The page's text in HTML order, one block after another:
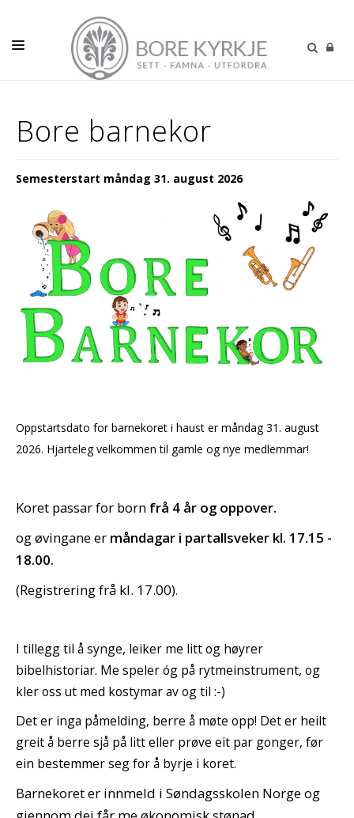
VÅR MENIGHET
VOKSNE
KALENDER
PODCAST
KONTAKT
Bore barnekor
Semesterstart måndag 31. august 2026
Oppstartsdato for barnekoret i haust er måndag 31. august
2026. Hjarteleg velkommen til gamle og nye medlemmar!
Koret passar for born frå 4 år og oppover.
og øvingane er måndagar i partallsveker kl. 17.15 -
18.00.
(Registrering frå kl. 17.00).
I tillegg til å synge, leiker me litt og høyrer
bibelhistoriar. Me speler óg på rytmeinstrument, og
kler oss ut med kostymar av og til :-)
Det er inga påmelding, berre å møte opp! Det er heilt
greit å berre sjå på litt eller prøve eit par gonger, før
ein bestemmer seg for å byrje i koret.
Barnekoret er innmeld i Søndagsskolen Norge og